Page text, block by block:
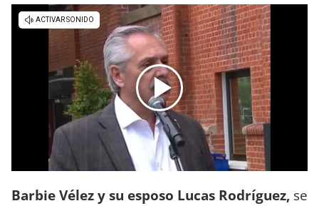
Barbie Vélez y su esposo Lucas Rodríguez, se